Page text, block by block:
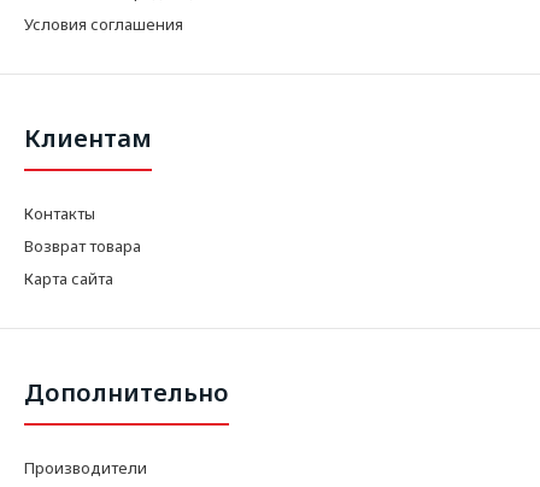
Условия соглашения
Клиентам
Контакты
Возврат товара
Карта сайта
Дополнительно
Производители